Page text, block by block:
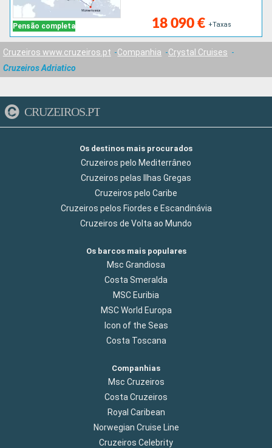
Pensão completa 18 090 € +Taxas
Cruzeiros www.cruzeiros.pt Companhia
Crystal Cruises
Cruzeiros Adriatico
CRUZEIROS.PT
Os destinos mais procurados
Cruzeiros pelo Mediterrâneo
Cruzeiros pelas Ilhas Gregas
Cruzeiros pelo Caribe
Cruzeiros pelos Fiordes e Escandinávia
Cruzeiros de Volta ao Mundo
Os barcos mais populares
Msc Grandiosa
Costa Smeralda
MSC Euribia
MSC World Europa
Icon of the Seas
Costa Toscana
Companhias
Msc Cruzeiros
Costa Cruzeiros
Royal Caribean
Norwegian Cruise Line
Cruzeiros Celebrity